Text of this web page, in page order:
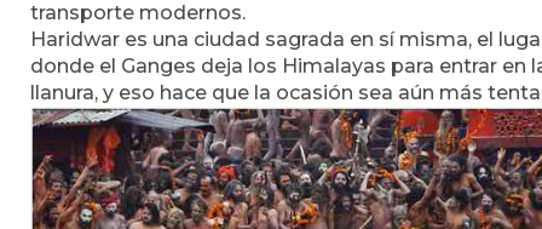
transporte modernos.
Haridwar es una ciudad sagrada en sí misma, el
donde el Ganges deja los Himalayas para entrar en
llanura, y eso hace que la ocasión sea aún más